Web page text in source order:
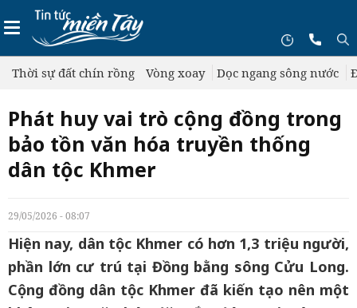
Thời sự đất chín rồng Vòng xoay Dọc ngang sông nước
Phát huy vai trò cộng đồng trong
bảo tồn văn hóa truyền thống
dân tộc Khmer
29/05/2026 - 08:07
Hiện nay, dân tộc Khmer có hơn 1,3 triệu người,
phần lớn cư trú tại Đồng bằng sông Cửu Long.
Cộng đồng dân tộc Khmer đã kiến tạo nên một